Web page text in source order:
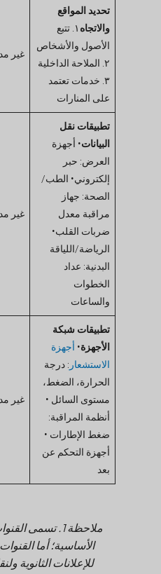
تحديد المواقع
والاتجاه ١. تتبع
الأصول والأشخاص
٢. الملاحة الداخلية
٣. خدمات تعتمد
على المنارات
غير
تطبيقات نقل
البيانات• أجهزة
العرض: حبر
إلكتروني• الطب/
الصحة: جهاز
مراقبة معدل
ضربات القلب•
الرياضة/اللياقة
البدنية: عداد
الخطوات
والساعات
غير
تطبيقات شبكة
الأجهزة• أجهزة
الاستشعار : درجة
الحرارة، الضغط،
مستوى السائل •
أنظمة المراقبة:
ضغط الإطارات •
أجهزة التحكم عن
بعد
غير
للإعلانات الثانوية